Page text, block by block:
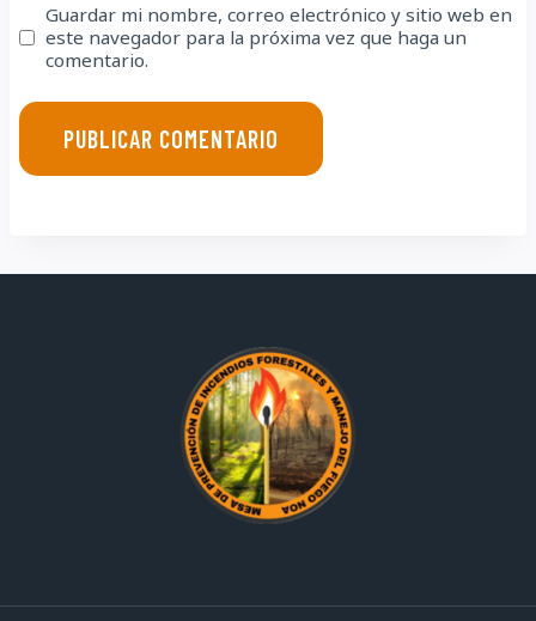
Guardar mi nombre, correo electrónico y sitio web en
este navegador para la próxima vez que haga un
comentario.